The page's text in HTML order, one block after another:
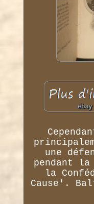
une
pendant
la
Cause'.